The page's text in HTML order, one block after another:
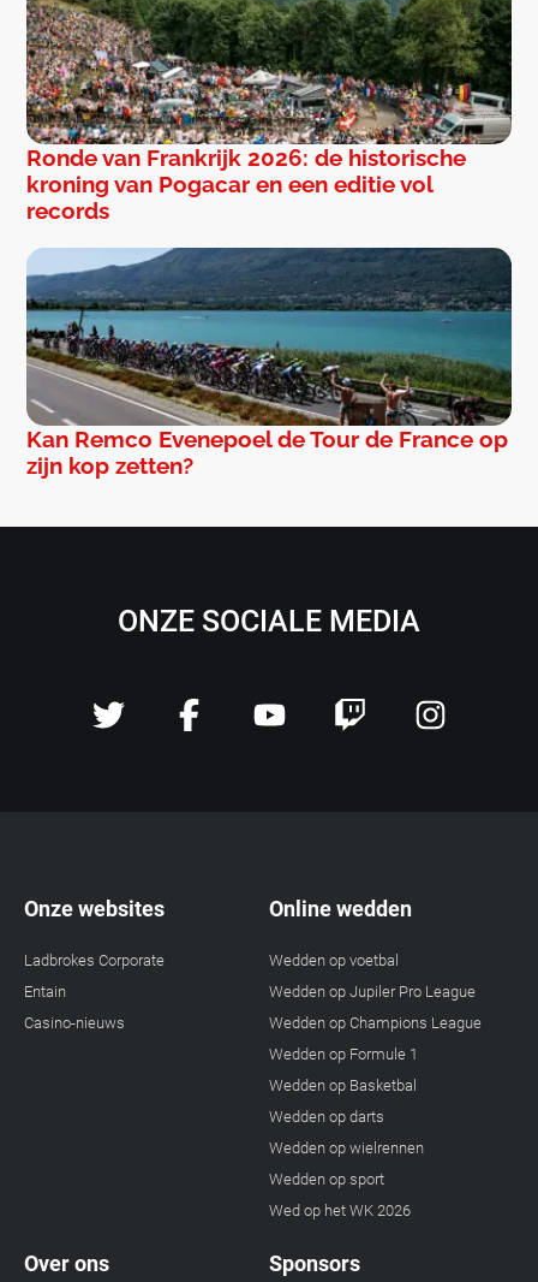
Ronde van Frankrijk 2026: de historische
kroning van Pogacar en een editie vol
records
Kan Remco Evenepoel de Tour de France op
zijn kop zetten?
ONZE SOCIALE MEDIA
Onze websites
Ladbrokes Corporate
Entain
Casino-nieuws
Online wedden
Wedden op voetbal
Wedden op Jupiler Pro League
Wedden op Champions League
Wedden op Formule 1
Wedden op Basketbal
Wedden op darts
Wedden op wielrennen
Wedden op sport
Wed op het WK 2026
Over ons Sponsors